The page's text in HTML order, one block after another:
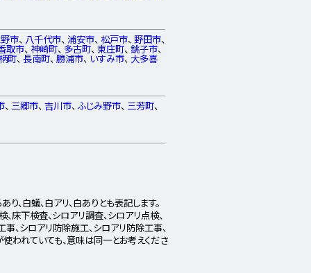
市、 八千代市、浦安市、松戸市、野田市、
取市、神崎町、 多古町、東庄町、銚子市、
町、長南町、勝浦市、 いすみ市、 大多喜
、 三郷市、吉川市、ふじみ野市、 三芳町、
、白蟻、白アリ、白ありとも表記します。
、床下検査、シロアリ調査、シロアリ点検、
事、シロアリ防除施工、シロアリ防除工事、
われていても、意味は同一とお考えくださ